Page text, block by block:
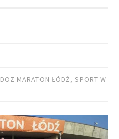
DOZ MARATON ŁÓDŹ,SPORT W